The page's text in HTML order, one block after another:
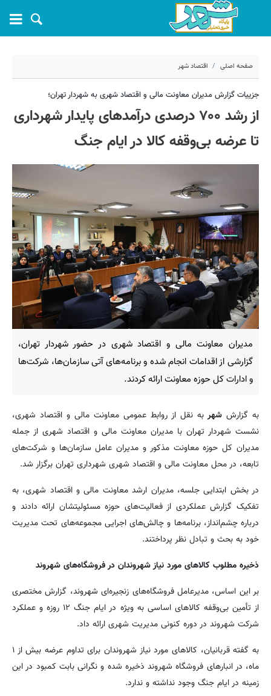
صفحه اصلی اقتصاد شهر
۵ شهریور ۱۴۰۴ - ۱۱:۳۵
کد مطلب: 71684
جزییات گزارش‌ مدیران معاونت مالی و اقتصاد شهری به شهردار تهران؛
از رشد ۷۰۰ درصدی درآمدهای پایدار شهرداری
تا عرضه بی‌وقفه کالا در ایام جنگ
مدیران معاونت مالی و اقتصاد شهری در حضور شهردار تهران،
گزارشی از اقدامات انجام شده و برنامه‌های آتی سازمان‌ها، شرکت‌ها
و ادارات کل حوزه معاونت ارائه کردند.
به گزارش شهر به نقل از روابط عمومی معاونت مالی و اقتصاد شهری،
نشست شهردار تهران با مدیران معاونت مالی و اقتصاد شهری از جمله
مدیران کل حوزه معاونت مذکور و مدیران عامل سازمان‌ها و شرکت‌های
تابعه، در محل معاونت مالی و اقتصاد شهری شهرداری تهران برگزار شد.
در بخش ابتدایی جلسه، مدیران ارشد معاونت مالی و اقتصاد شهری، به
تفکیک گزارش‌ عملکردی از فعالیت‌های حوزه مسئولیتشان ارائه دادند و
درباره چشم‌انداز، برنامه‌ها و چالش‌های اجرایی مجموعه‌های تحت مدیریت
خود به بحث و تبادل نظر پرداختند.
ذخیره مطلوب کالاهای مورد نیاز شهروندان در فروشگاه‌های شهروند
بر این اساس، مدیرعامل فروشگاه‌های زنجیره‌ای شهروند، گزارش مختصری
از تأمین بی‌وقفه کالاهای اساسی به ویژه در ایام جنگ ۱۲ روزه و عملکرد
شرکت شهروند در دوره کنونی مدیریت شهری ارائه داد.
به گفته قربانیان، کالاهای مورد نیاز شهروندان برای تداوم عرضه بیش از ۱
ماه، در انبارهای فروشگاه شهروند ذخیره شده و نگرانی بابت کمبود در این
زمینه در ایام جنگ وجود نداشته و ندارد.